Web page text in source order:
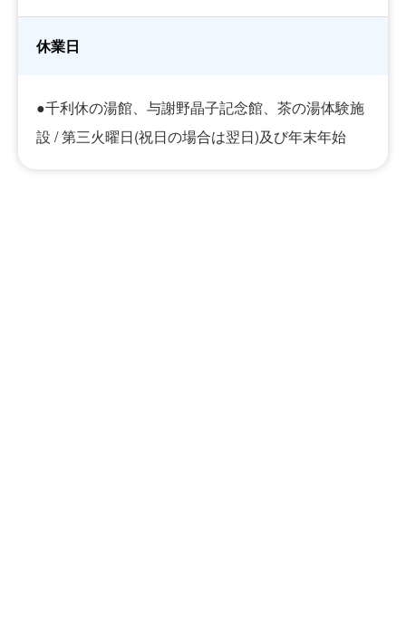
休業日
●千利休の湯館、与謝野晶子記念館、茶の湯体験施
設 / 第三火曜日(祝日の場合は翌日)及び年末年始